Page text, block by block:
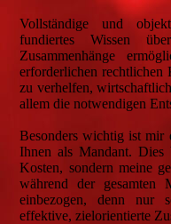
Vollständige und
fundiertes Wissen
Zusammenhänge
erforderlichen rechtlichen
zu verhelfen,
allem die notwendigen
Besonders wichtig ist mir
Ihnen als Mandant.
Kosten, sondern meine
während der gesamten
einbezogen, denn nur
effektive, zielorientierte